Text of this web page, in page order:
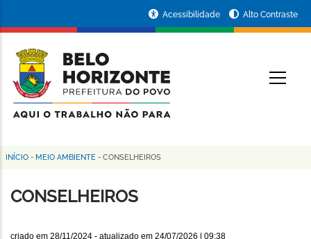
conteúdo
principal
da
Prefeitura
de
Horizonte
Acessibilidade Alto Contraste
Trilha
de
INÍCIO - MEIO AMBIENTE - CONSELHEIROS
CONSELHEIROS
criado em 28/11/2024 - atualizado em 24/07/2026 | 09:38